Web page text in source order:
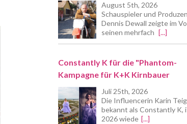
August 5th, 2026
Schauspieler und
Dennis Dewall zeigte im
seinen mehrfach [...]
Constantly K für die "Phantom-
Kampagne für K+K Kirnbauer
Juli 25th, 2026
Die Influencerin Karin
bekannt als Constantly K,
2026 wiede [...]